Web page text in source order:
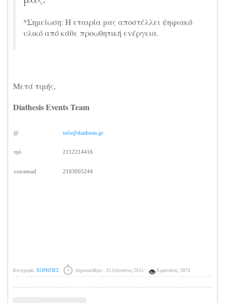
*Σημείωση: Η εταιρία μας αποστέλλει ψηφιακό
υλικό από κάθε προωθητική ενέργεια.
Μετά τιμής,
Diathesis Events Team
@ info@diathesis.gr
τηλ 2112214416
voicemail 2103005244
Κατηγορία: ΧΟΡΗΓΙΕΣ Δημοσιεύθηκε : 25 Αύγουστος 2015 Εμφανίσεις: 3870